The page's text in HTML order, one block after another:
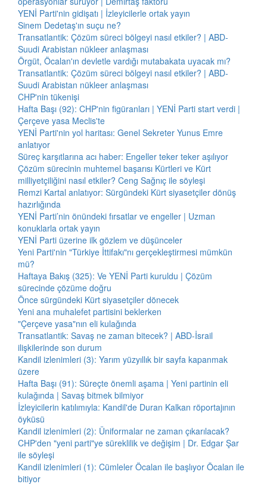
YENİ Parti'nin gidişatı | İzleyicilerle ortak yayın
Sinem Dedetaş'ın suçu ne?
Transatlantik: Çözüm süreci bölgeyi nasıl etkiler? | ABD-
Suudi Arabistan nükleer anlaşması
Örgüt, Öcalan'ın devletle vardığı mutabakata uyacak mı?
Transatlantik: Çözüm süreci bölgeyi nasıl etkiler? | ABD-
Suudi Arabistan nükleer anlaşması
CHP'nin tükenişi
Hafta Başı (92): CHP'nin figüranları | YENİ Parti start verdi |
Çerçeve yasa Meclis'te
YENİ Parti'nin yol haritası: Genel Sekreter Yunus Emre
anlatıyor
Süreç karşıtlarına acı haber: Engeller teker teker aşılıyor
Çözüm sürecinin muhtemel başarısı Kürtleri ve Kürt
milliyetçiliğini nasıl etkiler? Ceng Sağnıç ile söyleşi
Remzi Kartal anlatıyor: Sürgündeki Kürt siyasetçiler dönüş
hazırlığında
YENİ Parti’nin önündeki fırsatlar ve engeller | Uzman
konuklarla ortak yayın
YENİ Parti üzerine ilk gözlem ve düşünceler
Yeni Parti'nin "Türkiye İttifakı"nı gerçekleştirmesi mümkün
mü?
Haftaya Bakış (325): Ve YENİ Parti kuruldu | Çözüm
sürecinde çözüme doğru
Önce sürgündeki Kürt siyasetçiler dönecek
Yeni ana muhalefet partisini beklerken
"Çerçeve yasa"nın eli kulağında
Transatlantik: Savaş ne zaman bitecek? | ABD-İsrail
ilişkilerinde son durum
Kandil izlenimleri (3): Yarım yüzyıllık bir sayfa kapanmak
üzere
Hafta Başı (91): Süreçte önemli aşama | Yeni partinin eli
kulağında | Savaş bitmek bilmiyor
İzleyicilerin katılımıyla: Kandil'de Duran Kalkan röportajının
öyküsü
Kandil izlenimleri (2): Üniformalar ne zaman çıkarılacak?
CHP'den "yeni parti"ye süreklilik ve değişim | Dr. Edgar Şar
ile söyleşi
Kandil izlenimleri (1): Cümleler Öcalan ile başlıyor Öcalan ile
bitiyor